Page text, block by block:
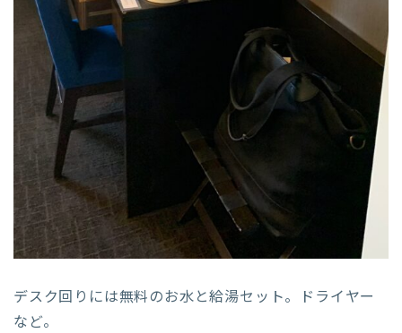
デスク回りには無料のお水と給湯セット。ドライヤー
など。